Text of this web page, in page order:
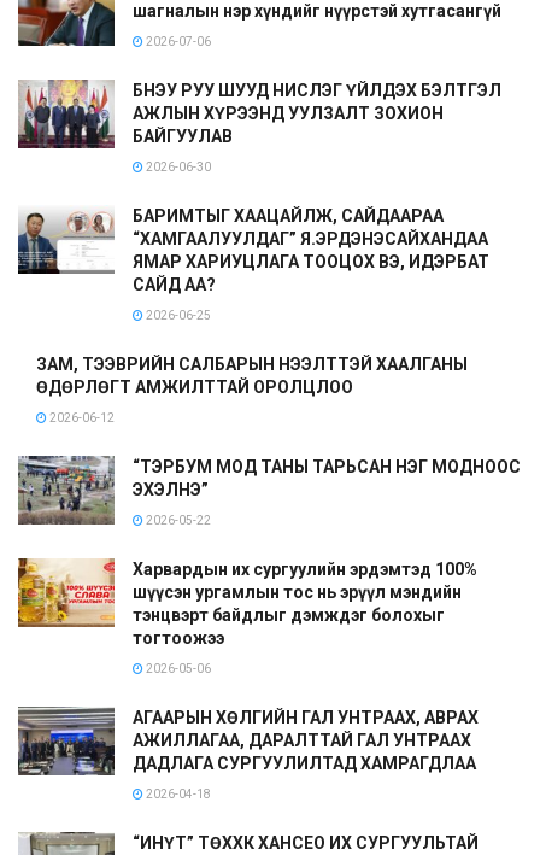
шагналын нэр хүндийг нүүрстэй хутгасангүй
2026-07-06
БНЭУ РУУ ШУУД НИСЛЭГ ҮЙЛДЭХ БЭЛТГЭЛ
АЖЛЫН ХҮРЭЭНД УУЛЗАЛТ ЗОХИОН
БАЙГУУЛАВ
2026-06-30
БАРИМТЫГ ХААЦАЙЛЖ, САЙДААРАА
“ХАМГААЛУУЛДАГ” Я.ЭРДЭНЭСАЙХАНДАА
ЯМАР ХАРИУЦЛАГА ТООЦОХ ВЭ, ИДЭРБАТ
САЙД АА?
2026-06-25
ЗАМ, ТЭЭВРИЙН САЛБАРЫН НЭЭЛТТЭЙ ХААЛГАНЫ
ӨДӨРЛӨГТ АМЖИЛТТАЙ ОРОЛЦЛОО
2026-06-12
“ТЭРБУМ МОД ТАНЫ ТАРЬСАН НЭГ МОДНООС
ЭХЭЛНЭ”
2026-05-22
Харвардын их сургуулийн эрдэмтэд 100%
шүүсэн ургамлын тос нь эрүүл мэндийн
тэнцвэрт байдлыг дэмждэг болохыг
тогтоожээ
2026-05-06
АГААРЫН ХӨЛГИЙН ГАЛ УНТРААХ, АВРАХ
АЖИЛЛАГАА, ДАРАЛТТАЙ ГАЛ УНТРААХ
ДАДЛАГА СУРГУУЛИЛТАД ХАМРАГДЛАА
2026-04-18
“ИНҮТ” ТӨХХК ХАНСЕО ИХ СУРГУУЛЬТАЙ